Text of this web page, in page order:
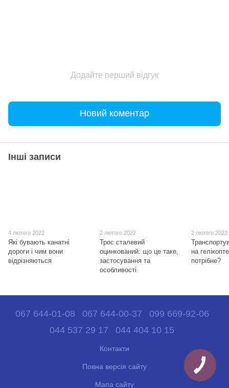
Додайте перший відгук
Новий коментар
Інші записи
4 лютого 2022
Які бувають канатні
дороги і чим вони
відрізняються
2 лютого 2022
Трос сталевий
оцинкований: що це таке,
застосування та
особливості
2 лютого 2022
на
потрібне?
067 644-01-08 067 644-00-37
099 669-92-06
044 537 29 17
044 404 10 15
Контакти
Повна версія сайту
Мапа сайту